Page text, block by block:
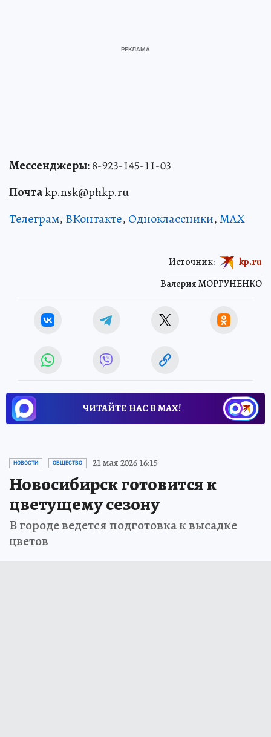
Мессенджеры:8-923-145-11-03
Почтаkp.nsk@phkp.ru
Телеграм, ВКонтакте, Одноклассники,MAX
Валерия МОРГУНЕНКО
Источник: kp.ru
ЧИТАЙТЕ НАС В МАХ!
НОВОСТИ ОБЩЕСТВО 21 мая 2026 16:15
Новосибирск готовится к
цветущему сезону
В городе ведется подготовка к высадке
цветов